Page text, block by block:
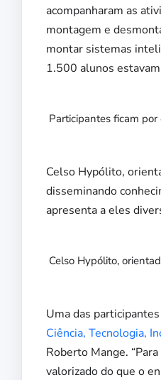
acompanharam as
montagem e
montar sistemas
1.500 alunos
Participantes ficam
Celso Hypólito,
disseminando
apresenta a eles
Celso Hypólito,
Uma das
Ciência, Tecnologia,
Roberto Mange.
valorizado do que o